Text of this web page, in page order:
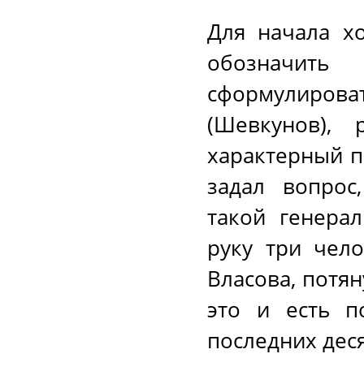
Для начала
(Шевкунов),
характерный
задал
такой
руку три
Власова,
это и есть
последних